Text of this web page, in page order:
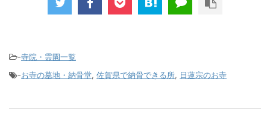
-寺院・霊園一覧
-お寺の墓地・納骨堂, 佐賀県で納骨できる所, 日蓮宗のお寺